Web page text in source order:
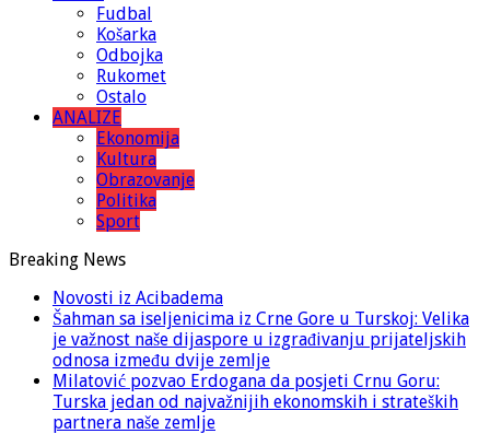
Fudbal
Košarka
Odbojka
Rukomet
Ostalo
ANALIZE
Ekonomija
Kultura
Obrazovanje
Politika
Sport
Breaking News
Novosti iz Acibadema
Šahman sa iseljenicima iz Crne Gore u Turskoj: Velika
je važnost naše dijaspore u izgrađivanju prijateljskih
odnosa između dvije zemlje
Milatović pozvao Erdogana da posjeti Crnu Goru:
Turska jedan od najvažnijih ekonomskih i strateških
partnera naše zemlje